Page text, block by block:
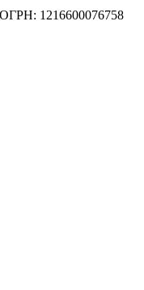
ОГРН: 1216600076758